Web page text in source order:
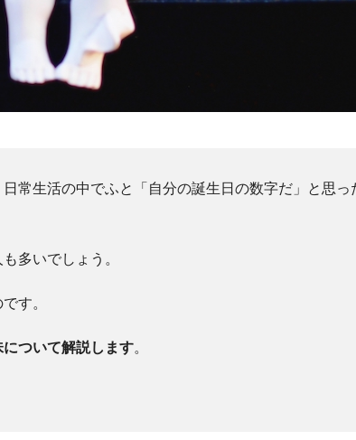
常生活の中でふと「自分の誕生日の数字だ」と思っ
多いでしょう。
す。
ついて解説します。